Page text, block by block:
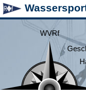
WVRf